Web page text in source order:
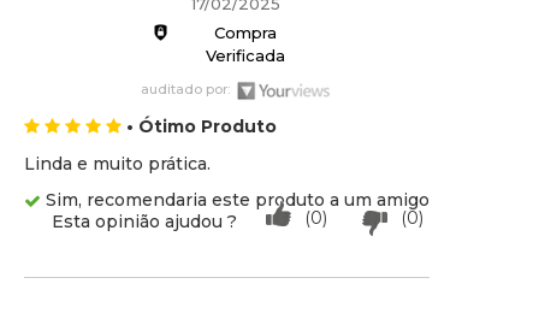
Compra
Verificada
auditado por:
• Ótimo Produto
Linda e muito prática.
Sim, recomendaria este produto a um amigo
(0)
(0)
Esta opinião ajudou ?